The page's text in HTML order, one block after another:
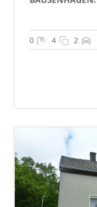
0 4 2